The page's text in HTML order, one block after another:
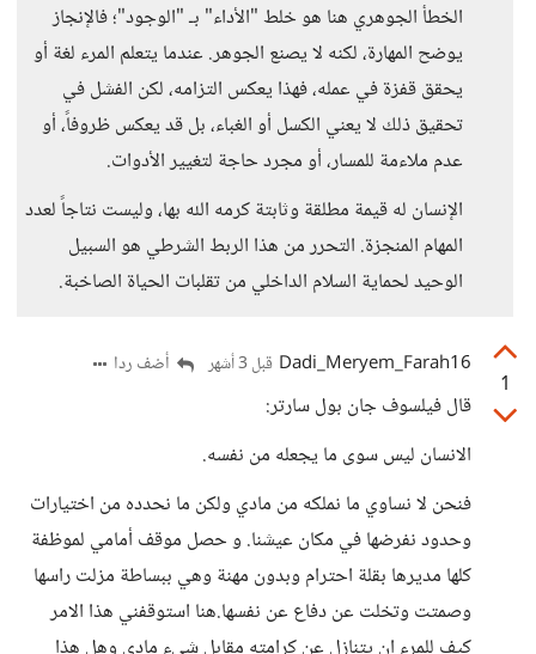
الخطأ الجوهري هنا هو خلط "الأداء" بـ "الوجود"؛ فالإنجاز
يوضح المهارة، لكنه لا يصنع الجوهر. عندما يتعلم المرء لغة أو
يحقق قفزة في عمله، فهذا يعكس التزامه، لكن الفشل في
تحقيق ذلك لا يعني الكسل أو الغباء، بل قد يعكس ظروفاً، أو
عدم ملاءمة للمسار، أو مجرد حاجة لتغيير الأدوات.
الإنسان له قيمة مطلقة وثابتة كرمه الله بها، وليست نتاجاً لعدد
المهام المنجزة. التحرر من هذا الربط الشرطي هو السبيل
الوحيد لحماية السلام الداخلي من تقلبات الحياة الصاخبة.
1
Dadi_Meryem_Farah16 قبل 3 أشهر أضف ردا
قال فيلسوف جان بول سارتر:
الانسان ليس سوى ما يجعله من نفسه.
فنحن لا نساوي ما نملكه من مادي ولكن ما نحدده من اختيارات
وحدود نفرضها في مكان عيشنا. و حصل موقف أمامي لموظفة
كلها مديرها بقلة احترام وبدون مهنة وهي ببساطة مزلت راسها
وصمتت وتخلت عن دفاع عن نفسها.هنا استوقفني هذا الامر